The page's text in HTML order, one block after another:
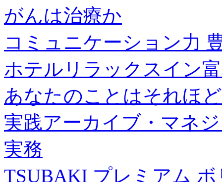
がんは治療か
コミュニケーション力
ホテルリラックスイン
あなたのことはそれほ
実践アーカイブ・マネ
実務
TSUBAKI プレミアム